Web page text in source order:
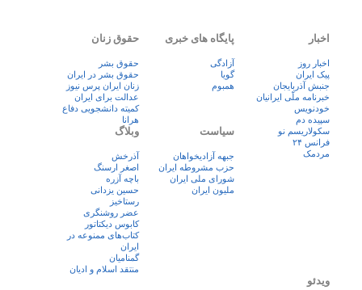
اخبار
اخبار روز
پيک ايران
جنبش آذربایجان
خبرنامه ملّی ایرانیان
خودنویس
سپیده دم
سکولاریسم نو
فرانس ۲۴
مردمک
پایگاه های خبری
آزادگی
گویا
همبوم
حقوق زنان
حقوق بشر
حقوق بشر در ایران
زنان ايران پرس نيوز
عدالت برای ایران
کمیته دانشجویی دفاع
هرانا
سیاست
جبهه آزادیخواهان
حزب مشروطه ایران
شورای ملی ایران
ملیون ایران
وبلاگ
آذرخش
اصغر ارسنگ
باچه آزره
حسین یزدانی
رستاخیز
عضر روشنگری
کابوس دیکتاتور
کتاب‌های ممنوعه در
ایران
گمنامیان
منتقد اسلام و ادیان
ویدئو